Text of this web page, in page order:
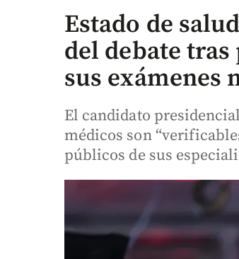
Estado de
del debate
sus exámenes
El candidato
médicos son
públicos de sus